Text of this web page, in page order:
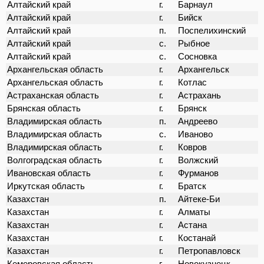
Алтайский край г.
Барнаул
Алтайский край
г.
Бийск
Алтайский край
п.
Поспелихинский
Алтайский край
с.
Рыбное
Алтайский край
с.
Сосновка
Архангельская область
г.
Архангельск
Архангельская область
г.
Котлас
Астраханская область
г.
Астрахань
Брянская область
г.
Брянск
Владимирская область
п.
Андреево
Владимирская область
с.
Иваново
Владимирская область
г.
Ковров
Волгоградская область
г.
Волжский
Ивановская область
г.
Фурманов
Иркутская область
г.
Братск
Казахстан
п.
Айтеке-Би
Казахстан
г.
Алматы
Казахстан
г.
Астана
Казахстан
г.
Костанай
Казахстан
г.
Петропавловск